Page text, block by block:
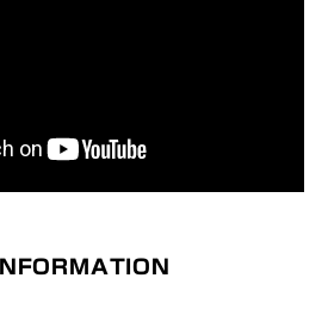
INFORMATION